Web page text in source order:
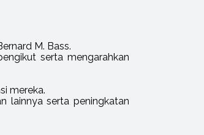
M. Bass.
serta mengarahkan
mereka.
lainnya serta peningkatan